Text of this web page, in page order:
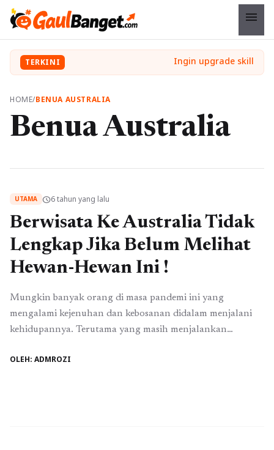
menu
TERKINI
HOME/BENUA AUSTRALIA
Benua Australia
UTAMA schedule6 tahun yang lalu
Berwisata Ke Australia Tidak
Lengkap Jika Belum Melihat
Hewan-Hewan Ini !
Mungkin banyak orang di masa pandemi ini yang
mengalami kejenuhan dan kebosanan didalam menjalani
kehidupannya. Terutama yang masih menjalankan
menjalankan karantina. Mungkin jika masa pandemi ini
OLEH: ADMROZI